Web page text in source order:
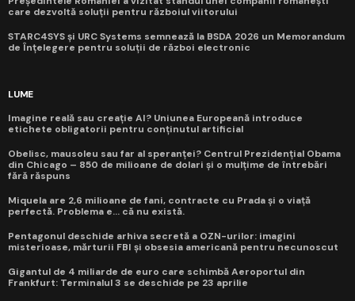
care dezvoltă soluții pentru războiul viitorului
STARC4SYS și URC Systems semnează la BSDA 2026 un Memorandum
de Înțelegere pentru soluții de război electronic
LUME
Imagine reală sau creație AI? Uniunea Europeană introduce
etichete obligatorii pentru conținutul artificial
Obelisc, mausoleu sau far al speranței? Centrul Prezidențial Obama
din Chicago – 850 de milioane de dolari și o mulțime de întrebări
fără răspuns
Miquela are 2,6 milioane de fani, contracte cu Prada și o viață
perfectă. Problema e... că nu există.
Pentagonul deschide arhiva secretă a OZN-urilor: imagini
misterioase, mărturii FBI și obsesia americană pentru necunoscut
Gigantul de 4 miliarde de euro care schimbă Aeroportul din
Frankfurt: Terminalul 3 se deschide pe 23 aprilie